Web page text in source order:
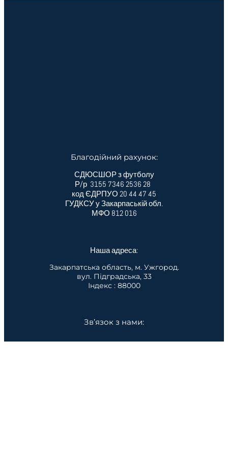
Благодійний рахунок:
СДЮСШОР з футболу
Р/р 3155 7346 2536 28
код ЄДРПУО 20 44 47 45
ГУДКСУ у Закарпаській обл.
МФО 812 016
Наша адреса:
Закарпатська область, м. Ужгород.
вул. Підградська, 33
Індекс : 88000
Зв’язок з нами: